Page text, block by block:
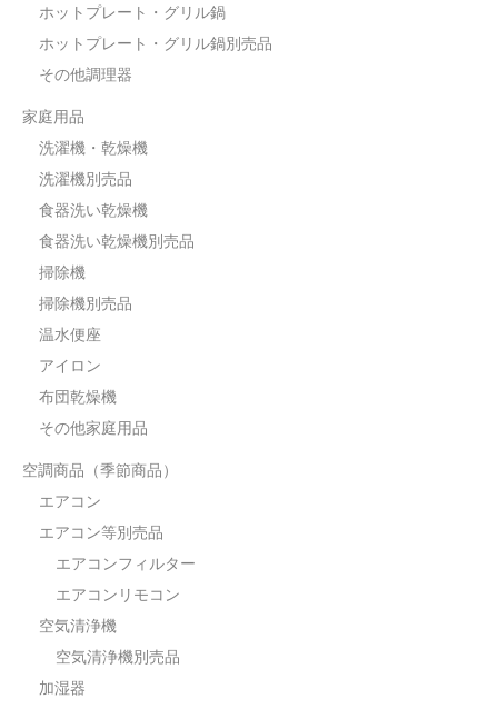
ホットプレート・グリル鍋
ホットプレート・グリル鍋別売品
その他調理器
家庭用品
洗濯機・乾燥機
洗濯機別売品
食器洗い乾燥機
食器洗い乾燥機別売品
掃除機
掃除機別売品
温水便座
アイロン
布団乾燥機
その他家庭用品
空調商品（季節商品）
エアコン
エアコン等別売品
エアコンフィルター
エアコンリモコン
空気清浄機
空気清浄機別売品
加湿器